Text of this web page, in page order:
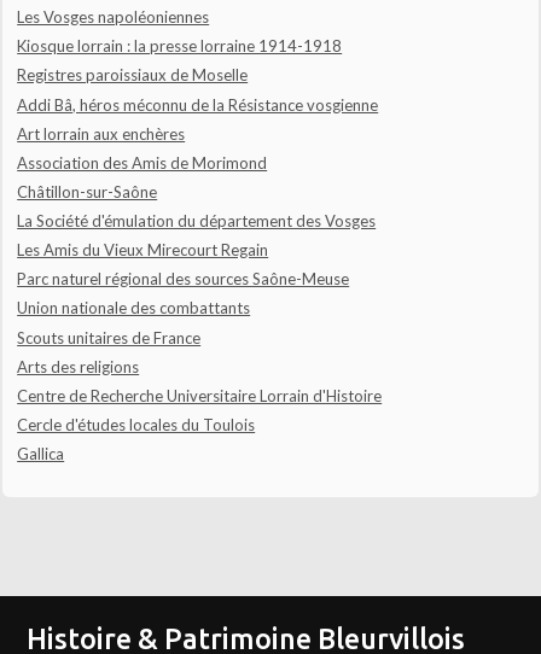
Les Vosges napoléoniennes
Kiosque lorrain : la presse lorraine 1914-1918
Registres paroissiaux de Moselle
Addi Bâ, héros méconnu de la Résistance vosgienne
Art lorrain aux enchères
Association des Amis de Morimond
Châtillon-sur-Saône
La Société d'émulation du département des Vosges
Les Amis du Vieux Mirecourt Regain
Parc naturel régional des sources Saône-Meuse
Union nationale des combattants
Scouts unitaires de France
Arts des religions
Centre de Recherche Universitaire Lorrain d'Histoire
Cercle d'études locales du Toulois
Gallica
Histoire & Patrimoine Bleurvillois